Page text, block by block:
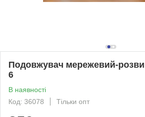
Подовжувач мережевий-
6
В наявності
Код: 36078
Тільки опт